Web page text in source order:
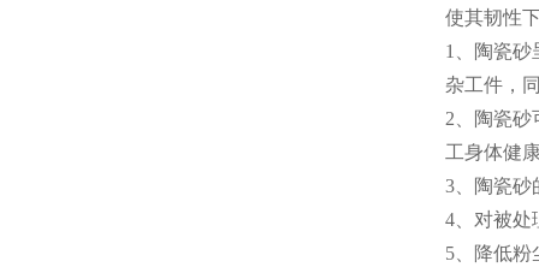
使其韧性
1、陶瓷砂
杂工件，
2、陶瓷砂
工身体健
3、陶瓷砂
4、对被处
5、降低粉